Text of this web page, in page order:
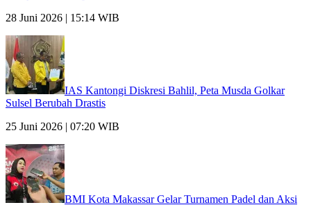
28 Juni 2026 | 15:14 WIB
IAS Kantongi Diskresi Bahlil, Peta Musda Golkar
Sulsel Berubah Drastis
25 Juni 2026 | 07:20 WIB
BMI Kota Makassar Gelar Turnamen Padel dan Aksi